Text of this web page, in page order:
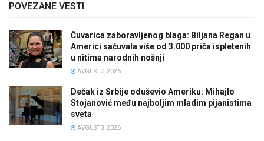
POVEZANE VESTI
Čuvarica zaboravljenog blaga: Biljana Regan u
Americi sačuvala više od 3.000 priča ispletenih
u nitima narodnih nošnji
AVGUST 7, 2026
Dečak iz Srbije oduševio Ameriku: Mihajlo
Stojanović među najboljim mladim pijanistima
sveta
AVGUST 3, 2026